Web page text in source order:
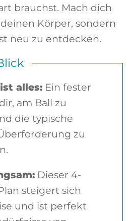
brauchst. Mach dich
Körper, sondern
neu zu entdecken.
alles: Ein fester
am Ball zu
die typische
zu
Dieser 4-
steigert sich
und ist perfekt